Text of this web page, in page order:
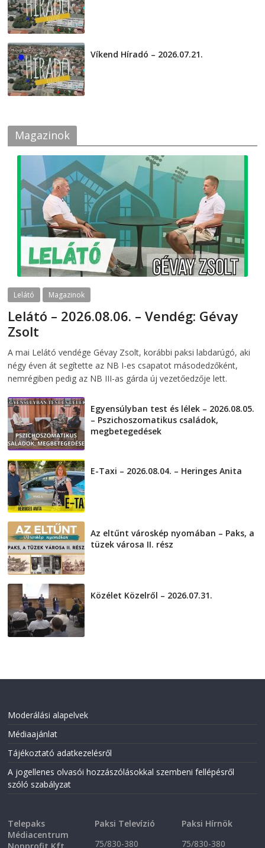
Víkend Híradó – 2026.07.21.
Magazinok
Lelátó Magazinok
Lelátó – 2026.08.06. – Vendég: Gévay
Zsolt
A mai Lelátó vendége Gévay Zsolt, korábbi paksi labdarúgó, aki
négy éven át segítette az NB I-es csapatot másodedzőként,
nemrégiben pedig az NB III-as gárda új vezetőedzője lett.
Egyensúlyban test és lélek – 2026.08.05.
– Pszichoszomatikus családok,
megbetegedések
E-Taxi – 2026.08.04. – Heringes Anita
Az eltűnt városkép nyomában – Paks, a
tüzek városa II. rész
Közélet Közelről – 2026.07.31.
Moderálási alapelvek
Médiaajánlat
Tájékoztató adatkezelésről
A jogellenes olvasói hozzászólásokkal szembeni fellépésről
szóló szabályzat
Telepaks
Médiacentrum
Paksi Televízió
75/830-380
Paksi Hírnök
75/830-380